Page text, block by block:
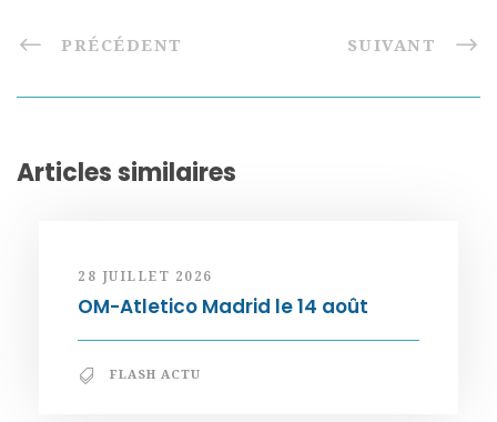
PRÉCÉDENT SUIVANT
Articles similaires
28 JUILLET 2026
OM-Atletico Madrid le 14 août
FLASH ACTU